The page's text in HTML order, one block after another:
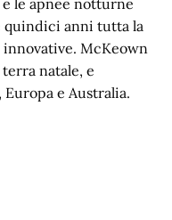
le apnee notturne
quindici anni tutta la
innovative. McKeown
natale, e
e Australia.